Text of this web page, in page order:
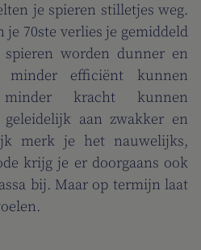
je spieren stilletjes weg.
je 70ste verlies je gemiddeld
worden dunner en
minder efficiënt kunnen
kracht kunnen
aan zwakker en
merk je het nauwelijks,
krijg je er doorgaans ook
bij. Maar op termijn laat